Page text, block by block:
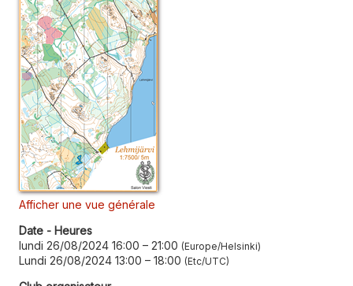
Afficher une vue générale
Date - Heures
lundi 26/08/2024 16:00 – 21:00 Europe/Helsinki
Lundi 26/08/2024 13:00 – 18:00 Etc/UTC